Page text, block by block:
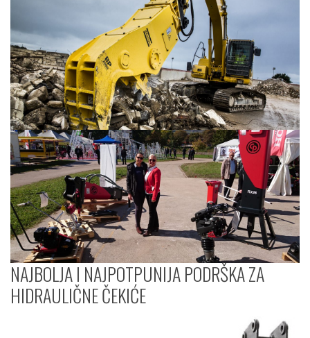
NAJBOLJA I NAJPOTPUNIJA PODRŠKA ZA
HIDRAULIČNE ČEKIĆE